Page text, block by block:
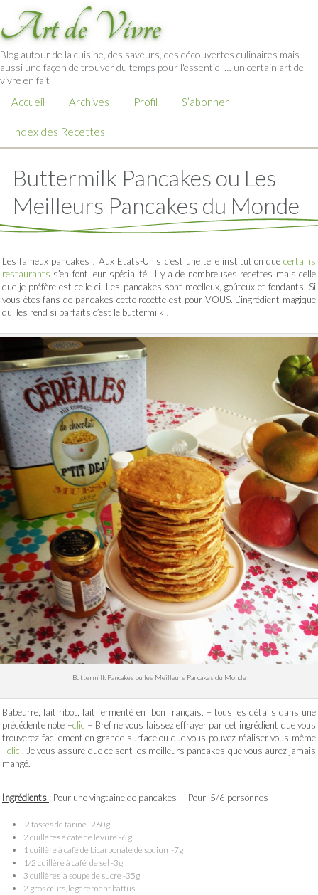
Art de Vivre
Blog autour de la cuisine, des saveurs, des découvertes culinaires mais
aussi une façon de trouver du temps pour l'essentiel … un certain art de
vivre en fait
Accueil Archives Profil S’abonner
Index des Recettes
Buttermilk Pancakes ou Les
Meilleurs Pancakes du Monde
Les fameux pancakes ! Aux Etats-Unis c’est une telle institution que certains
restaurants s’en font leur spécialité. Il y a de nombreuses recettes mais celle
que je préfère est celle-ci. Les pancakes sont moelleux, goûteux et fondants. Si
vous êtes fans de pancakes cette recette est pour VOUS. L’ingrédient magique
qui les rend si parfaits c’est le buttermilk !
Buttermilk Pancakes ou les Meilleurs Pancakes du Monde
Babeurre, lait ribot, lait fermenté en bon français. – tous les détails dans une
précédente note –clic – Bref ne vous laissez effrayer par cet ingrédient que vous
trouverez facilement en grande surface ou que vous pouvez réaliser vous même
–clic-. Je vous assure que ce sont les meilleurs pancakes que vous aurez jamais
mangé.
Ingrédients : Pour une vingtaine de pancakes – Pour 5/6 personnes
2 tasses de farine -260g –
2 cuillères à café de levure -6 g
1 cuillère à café de bicarbonate de sodium-7g
1/2 cuillère à café de sel -3g
3 cuillères à soupe de sucre -35g
2 gros œufs, légèrement battus